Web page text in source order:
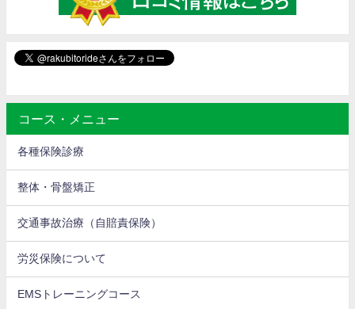
コース・メニュー
各種保険診療
整体・骨盤矯正
交通事故治療（自賠責保険）
労災保険について
EMSトレーニングコース